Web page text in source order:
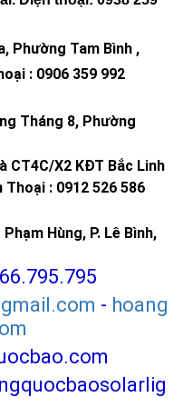
chắc chắn hơn nhựa rẻ
số kháng nước IP67 hoặc
Mặt Trời Sân Vườn
năng lượng mặt
giúp khách hàng chọn
Chọn loại chiếu sáng
Phường Tam Bình ,
: 0906 359 992
Tháng 8, Phường
CT4C/X2 KĐT Bắc Linh
Thoại : 0912 526 586
Hùng, P. Lê Bình,
- hoang